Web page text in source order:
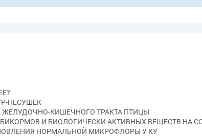
НЕСУШЕК
ЖЕЛУДОЧНО-КИШЕЧНОГО ТРАКТА ПТИЦЫ
И БИОЛОГИЧЕСКИ АКТИВНЫХ ВЕЩЕСТВ НА
НОРМАЛЬНОЙ МИКРОФЛОРЫ У КУ